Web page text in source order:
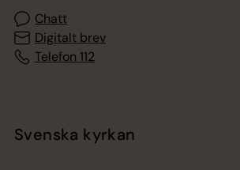
Chatt
Digitalt brev
Telefon 112
Svenska kyrkan